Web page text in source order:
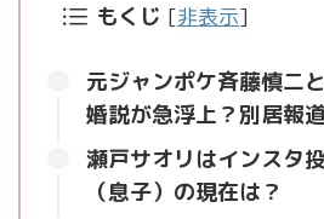
もくじ [非表示]
元ジャンポケ斉藤慎二
婚説が急浮上？別居報
瀬戸サオリはインスタ
（息子）の現在は？